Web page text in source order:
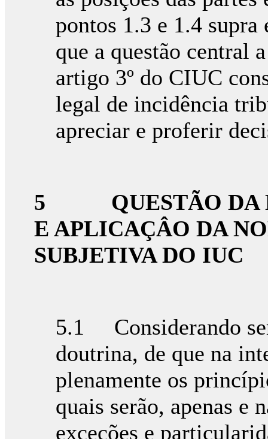
pontos 1.3 e 1.4
que a questão central
artigo 3º do CIUC
legal de incidência
apreciar e proferir
5 QUESTÃO
E APLICAÇÂO DA
SUBJETIVA DO IUC
5.1 Considerando
doutrina, de que na
plenamente os
quais serão, apenas e
exceções e